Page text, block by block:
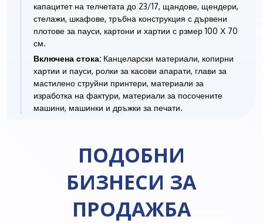
капацитет на телчетата до 23/17, щандове, щендери,
стелажи, шкафове, тръбна конструкция с дървени
плотове за пауси, картони и хартии с рзмер 100 Х 70
см.
Включена стока: Канцеларски материали, копирни
хартии и пауси, ролки за касови апарати, глави за
мастилено струйни принтери, материали за
изработка на фактури, материали за посочените
машини, машинки и дръжки за печати.
ПОДОБНИ
БИЗНЕСИ ЗА
ПРОДАЖБА